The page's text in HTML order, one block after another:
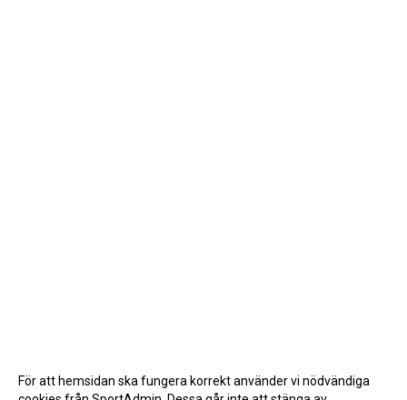
För att hemsidan ska fungera korrekt använder vi nödvändiga